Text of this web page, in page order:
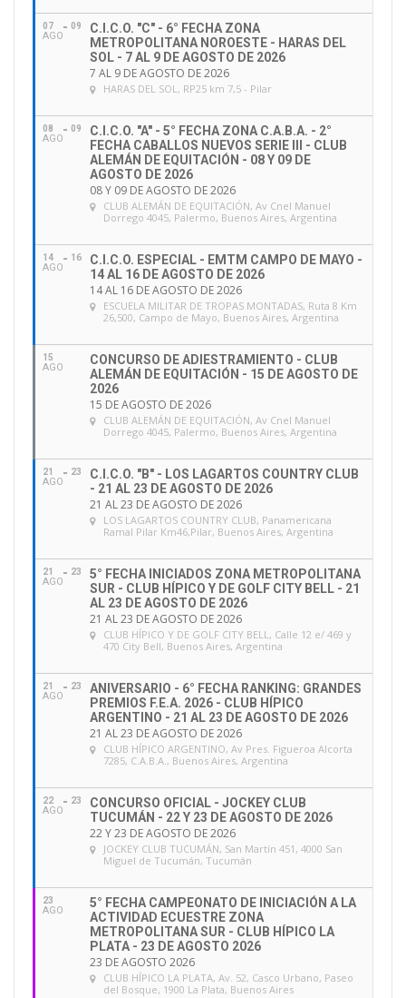
07
AGO
09
C.I.C.O. "C" - 6° FECHA ZONA
METROPOLITANA NOROESTE - HARAS DEL
SOL - 7 AL 9 DE AGOSTO DE 2026
7 AL 9 DE AGOSTO DE 2026
HARAS DEL SOL, RP25 km 7,5 - Pilar
08
AGO
09
C.I.C.O. "A" - 5° FECHA ZONA C.A.B.A. - 2°
FECHA CABALLOS NUEVOS SERIE III - CLUB
ALEMÁN DE EQUITACIÓN - 08 Y 09 DE
AGOSTO DE 2026
08 Y 09 DE AGOSTO DE 2026
CLUB ALEMÁN DE EQUITACIÓN, Av Cnel Manuel
Dorrego 4045, Palermo, Buenos Aires, Argentina
14
AGO
16
C.I.C.O. ESPECIAL - EMTM CAMPO DE MAYO -
14 AL 16 DE AGOSTO DE 2026
14 AL 16 DE AGOSTO DE 2026
ESCUELA MILITAR DE TROPAS MONTADAS, Ruta 8 Km
26,500, Campo de Mayo, Buenos Aires, Argentina
15
AGO
CONCURSO DE ADIESTRAMIENTO - CLUB
ALEMÁN DE EQUITACIÓN - 15 DE AGOSTO DE
2026
15 DE AGOSTO DE 2026
CLUB ALEMÁN DE EQUITACIÓN, Av Cnel Manuel
Dorrego 4045, Palermo, Buenos Aires, Argentina
21
AGO
23
C.I.C.O. "B" - LOS LAGARTOS COUNTRY CLUB
- 21 AL 23 DE AGOSTO DE 2026
21 AL 23 DE AGOSTO DE 2026
LOS LAGARTOS COUNTRY CLUB, Panamericana
Ramal Pilar Km46,Pilar, Buenos Aires, Argentina
21
AGO
23
5° FECHA INICIADOS ZONA METROPOLITANA
SUR - CLUB HÍPICO Y DE GOLF CITY BELL - 21
AL 23 DE AGOSTO DE 2026
21 AL 23 DE AGOSTO DE 2026
CLUB HÍPICO Y DE GOLF CITY BELL, Calle 12 e/ 469 y
470 City Bell, Buenos Aires, Argentina
21
AGO
23
ANIVERSARIO - 6° FECHA RANKING: GRANDES
PREMIOS F.E.A. 2026 - CLUB HÍPICO
ARGENTINO - 21 AL 23 DE AGOSTO DE 2026
21 AL 23 DE AGOSTO DE 2026
CLUB HÍPICO ARGENTINO, Av Pres. Figueroa Alcorta
7285, C.A.B.A., Buenos Aires, Argentina
22
AGO
23
CONCURSO OFICIAL - JOCKEY CLUB
TUCUMÁN - 22 Y 23 DE AGOSTO DE 2026
22 Y 23 DE AGOSTO DE 2026
JOCKEY CLUB TUCUMÁN, San Martín 451, 4000 San
Miguel de Tucumán, Tucumán
23
AGO
5° FECHA CAMPEONATO DE INICIACIÓN A LA
ACTIVIDAD ECUESTRE ZONA
METROPOLITANA SUR - CLUB HÍPICO LA
PLATA - 23 DE AGOSTO 2026
23 DE AGOSTO 2026
CLUB HÍPICO LA PLATA, Av. 52, Casco Urbano, Paseo
del Bosque, 1900 La Plata, Buenos Aires